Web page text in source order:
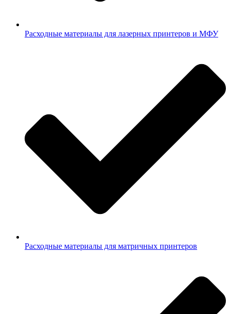
Расходные материалы для лазерных принтеров и МФУ
Расходные материалы для матричных принтеров